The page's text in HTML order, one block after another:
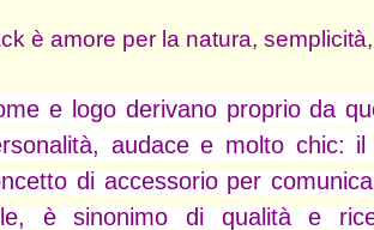
è amore per la natura,
e logo derivano proprio da
audace e molto chic: il
di accessorio per
è sinonimo di qualità e